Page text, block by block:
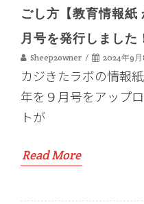
ごし方【教育情報
月号を発行しました
Sheep2owner 2024年9月
カジきたラボの情報
年を９月号をアップ
トが
Read More